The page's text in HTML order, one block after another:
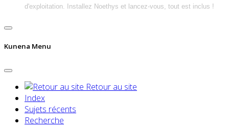
d'exploitation. Installez Noethys et lancez-vous, tout est inclus !
Kunena Menu
Retour au site
Index
Sujets récents
Recherche